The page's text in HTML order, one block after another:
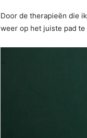
Door de therapieën die
weer op het juiste pad